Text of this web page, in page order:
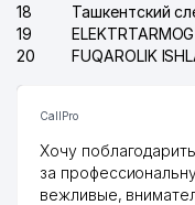
18
19
20
CallPro
Хочу
за
вежливые,